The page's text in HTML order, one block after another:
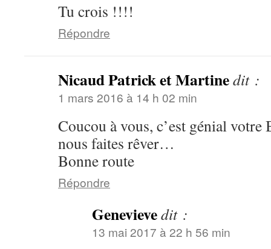
Tu crois !!!!
Répondre
Nicaud Patrick et Martinedit :
1 mars 2016 à 14 h 02 min
Coucou à vous, c’est génial
nous faites rêver…
Bonne route
Répondre
Genevievedit :
13 mai 2017 à 22 h 56 min